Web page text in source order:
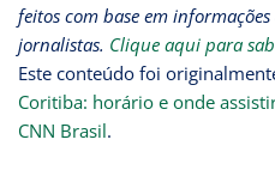
feitos com base em
jornalistas. Clique aqui para
Este conteúdo foi
Coritiba: horário e onde
CNN Brasil.